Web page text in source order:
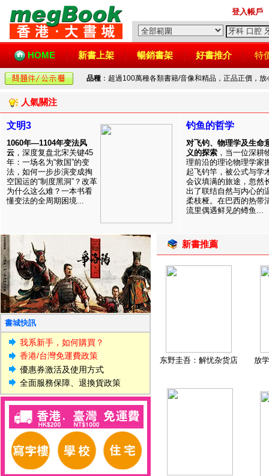
登入帳戶
HOME 新書上架 暢銷書架 好書推介 特
品種 ：超過100萬種各類書籍/音像和精品，正品正價，
人氣關注
文明3
1060年—1104年变法风
云 ，深度复盘北宋关键45
年：一场名为“救国”的变
法，如何一步步演变成掏
空国运的“制度黑洞”？改革
为什么这么难？一本书看
懂变法的全周期困境...
钓鱼的哲学
对飞钓、物理学及生命
义的探索 ，当一位深耕
理前沿的理论物理学家
起飞钓竿，被公式与学
会议填满的旅途，忽然
出了联结自然与内心的
柔枝桠。在巴西的热带
流里偶遇鲜见的鳟鱼...
書城快訊
我系新手，如何購買？
香港/台灣免運費政策
優惠券激活及使用方式
全面服務保障、退換貨政策
新書推薦
东野圭吾：解忧杂货店 放